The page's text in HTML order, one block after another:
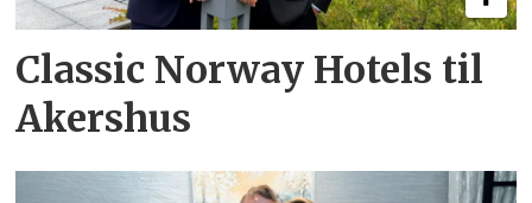
Classic Norway Hotels til
Akershus